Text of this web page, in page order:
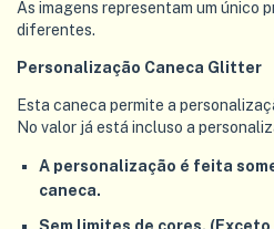
As imagens representam um único
diferentes.
Personalização Caneca Glitter
Esta caneca permite a
No valor já está incluso a
A personalização é feita
caneca.
Sem limites de cores.